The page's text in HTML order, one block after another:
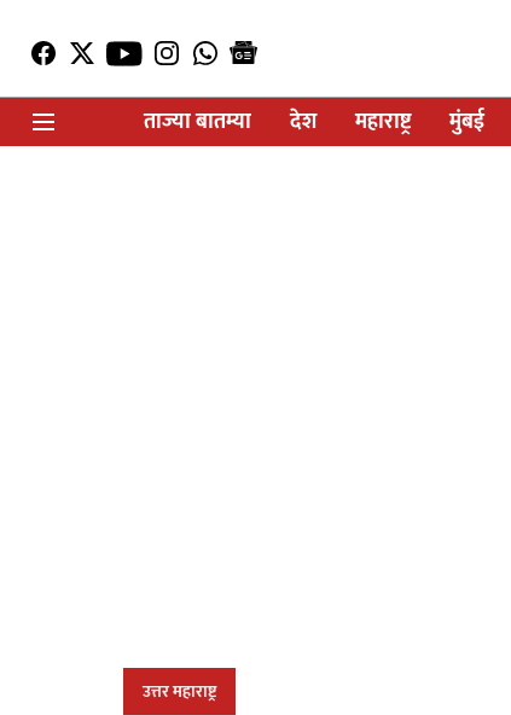
ताज्या बातम्या
देश महाराष्ट्र मुंबई
उत्तर महाराष्ट्र